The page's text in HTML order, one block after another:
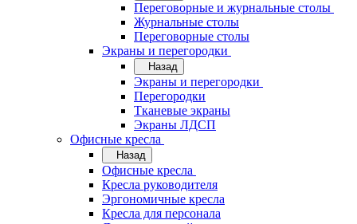
Переговорные и журнальные столы
Журнальные столы
Переговорные столы
Экраны и перегородки
Назад
Экраны и перегородки
Перегородки
Тканевые экраны
Экраны ЛДСП
Офисные кресла
Назад
Офисные кресла
Кресла руководителя
Эргономичные кресла
Кресла для персонала